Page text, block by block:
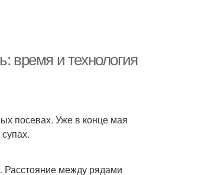
время и технология
посевах. Уже в конце мая
Расстояние между рядами